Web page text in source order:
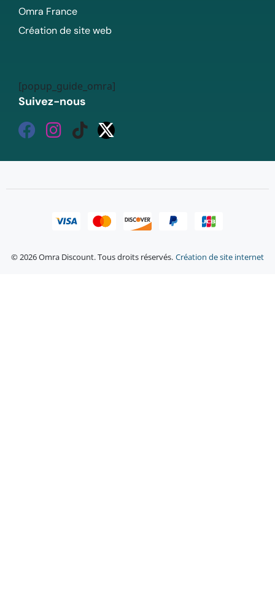
Omra France
Création de site web
[popup_guide_omra]
Suivez-nous
© 2026 Omra Discount. Tous droits réservés. Création de site internet